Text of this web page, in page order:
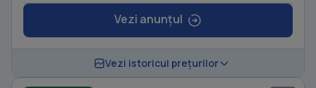
Vezi anunțul
Vezi istoricul prețurilor